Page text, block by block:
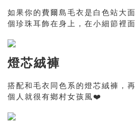
如果你的費爾島毛衣是白色站大
個珍珠耳飾在身上，在小細節裡
燈芯絨褲
搭配和毛衣同色系的燈芯絨褲，
個人就很有鄉村女孩風❤️